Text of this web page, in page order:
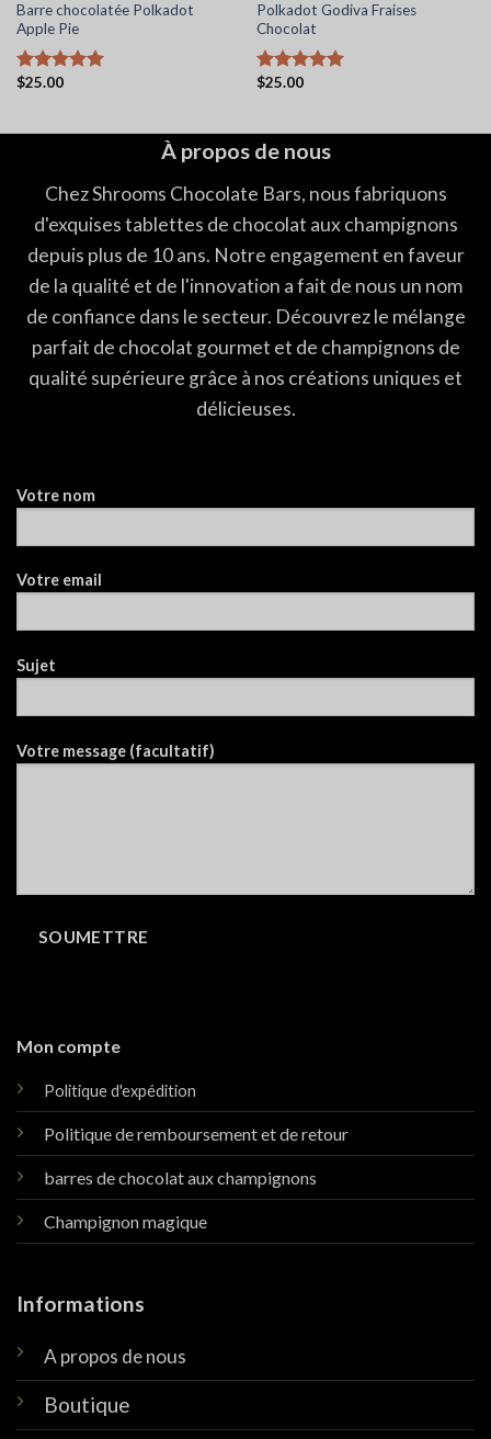
Barre chocolatée Polkadot
Apple Pie
Note5.00
$25.00
Polkadot Godiva Fraises
Chocolat
Note5.00
$25.00
À propos de nous
Chez Shrooms Chocolate Bars, nous fabriquons
d'exquises tablettes de chocolat aux champignons
depuis plus de 10 ans. Notre engagement en faveur
de la qualité et de l'innovation a fait de nous un nom
de confiance dans le secteur. Découvrez le mélange
parfait de chocolat gourmet et de champignons de
qualité supérieure grâce à nos créations uniques et
délicieuses.
Mon compte
Politique d'expédition
Politique de remboursement et de retour
barres de chocolat aux champignons
Champignon magique
Informations
A propos de nous
Boutique
Votre nom
Votre email
Sujet
Votre message (facultatif)